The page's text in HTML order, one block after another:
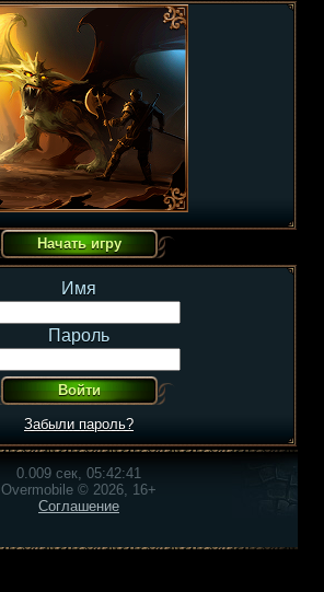
Имя
Пароль
Забыли пароль?
0.009 сек, 05:42:41
Overmobile © 2026, 16+
Соглашение